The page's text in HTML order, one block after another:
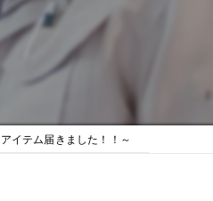
イテム届きました！！～